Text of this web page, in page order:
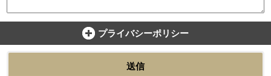
プライバシーポリシー
送信